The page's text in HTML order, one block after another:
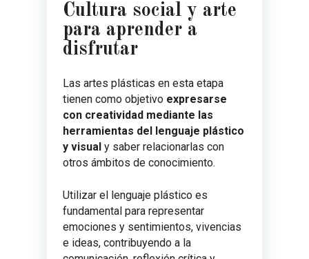
Cultura social y arte
para aprender a
disfrutar
Las artes plásticas en esta etapa
tienen como objetivo expresarse
con creatividad mediante las
herramientas del lenguaje plástico
y visual y saber relacionarlas con
otros ámbitos de conocimiento.
Utilizar el lenguaje plástico es
fundamental para representar
emociones y sentimientos, vivencias
e ideas, contribuyendo a la